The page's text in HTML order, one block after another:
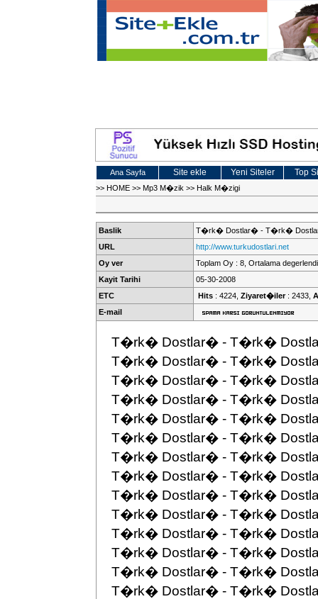
Ana Sayfa Site ekle Yeni Siteler Top
>> HOME >> Mp3 M�zik >> Halk M�zigi
Baslik
T�rk� Dostlar� - T�rk�
URL
http://www.turkudostlari.net
Oy ver
Toplam Oy : 8, Ortalama
Kayit Tarihi
05-30-2008
ETC
Hits : 4224, Ziyaret�iler: 2433,
E-mail
T�rk� Dostlar� - T�rk�
T�rk� Dostlar� - T�rk�
T�rk� Dostlar� - T�rk�
T�rk� Dostlar� - T�rk�
T�rk� Dostlar� - T�rk�
T�rk� Dostlar� - T�rk�
T�rk� Dostlar� - T�rk�
T�rk� Dostlar� - T�rk�
T�rk� Dostlar� - T�rk�
T�rk� Dostlar� - T�rk�
T�rk� Dostlar� - T�rk�
T�rk� Dostlar� - T�rk�
T�rk� Dostlar� - T�rk�
T�rk� Dostlar� - T�rk�